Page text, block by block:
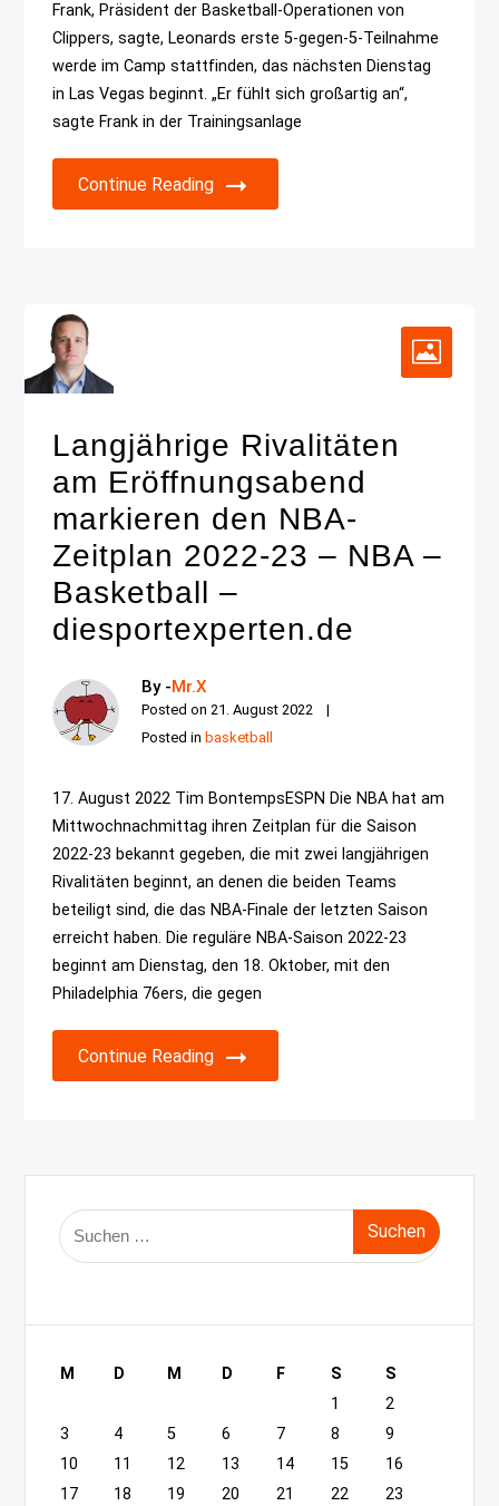
Frank, Präsident der Basketball-Operationen von
Clippers, sagte, Leonards erste 5-gegen-5-Teilnahme
werde im Camp stattfinden, das nächsten Dienstag
in Las Vegas beginnt. „Er fühlt sich großartig an“,
sagte Frank in der Trainingsanlage
Continue Reading
Langjährige Rivalitäten
am Eröffnungsabend
markieren den NBA-
Zeitplan 2022-23 – NBA –
Basketball –
diesportexperten.de
By -Mr.X
Posted on21. August 2022
Posted in basketball
17. August 2022 Tim BontempsESPN Die NBA hat am
Mittwochnachmittag ihren Zeitplan für die Saison
2022-23 bekannt gegeben, die mit zwei langjährigen
Rivalitäten beginnt, an denen die beiden Teams
beteiligt sind, die das NBA-Finale der letzten Saison
erreicht haben. Die reguläre NBA-Saison 2022-23
beginnt am Dienstag, den 18. Oktober, mit den
Philadelphia 76ers, die gegen
Continue Reading
Suche
nach:
M D M D F S
S
1
2
3
4 5 6 7 8
9
10
11 12 13 14 15
16
17
18 19 20 21 22
23